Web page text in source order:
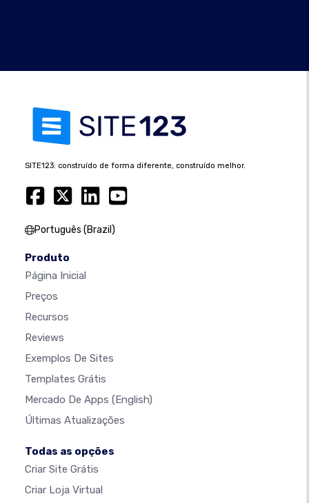
SITE123: construído de forma diferente, construído melhor.
Português (Brazil)
Produto
Página Inicial
Preços
Recursos
Reviews
Exemplos De Sites
Templates Grátis
Mercado De Apps (English)
Últimas Atualizações
Todas as opções
Criar Site Grátis
Criar Loja Virtual